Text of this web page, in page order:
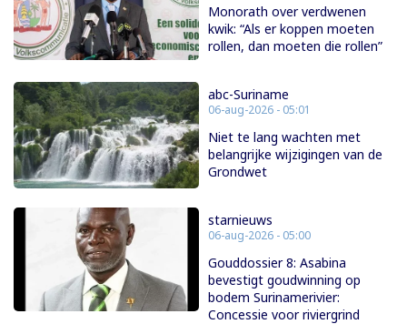
Monorath over verdwenen
kwik: “Als er koppen moeten
rollen, dan moeten die rollen”
abc-Suriname
06-aug-2026 - 05:01
Niet te lang wachten met
belangrijke wijzigingen van de
Grondwet
starnieuws
06-aug-2026 - 05:00
Gouddossier 8: Asabina
bevestigt goudwinning op
bodem Surinamerivier:
Concessie voor riviergrind